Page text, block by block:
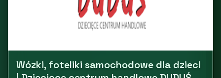
Wózki, foteliki samochodowe dla dzieci